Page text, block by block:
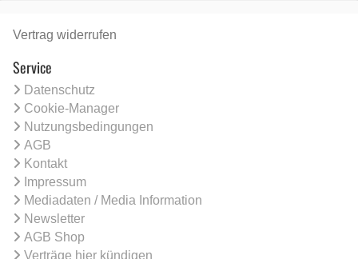
Vertrag widerrufen
Service
Datenschutz
Cookie-Manager
Nutzungsbedingungen
AGB
Kontakt
Impressum
Mediadaten / Media Information
Newsletter
AGB Shop
Verträge hier kündigen